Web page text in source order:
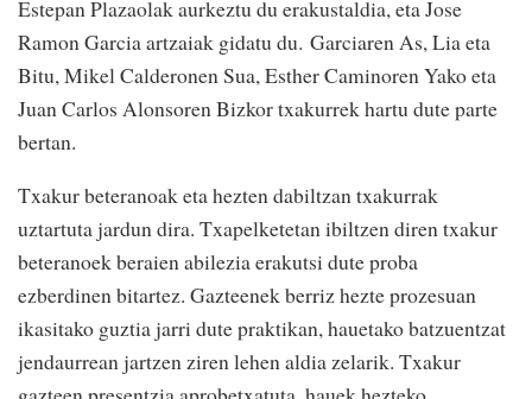
Estepan Plazaolak aurkeztu du erakustaldia, eta Jose
Ramon Garcia artzaiak gidatu du. Garciaren As, Lia eta
Bitu, Mikel Calderonen Sua, Esther Caminoren Yako eta
Juan Carlos Alonsoren Bizkor txakurrek hartu dute parte
bertan.
Txakur beteranoak eta hezten dabiltzan txakurrak
uztartuta jardun dira. Txapelketetan ibiltzen diren txakur
beteranoek beraien abilezia erakutsi dute proba
ezberdinen bitartez. Gazteenek berriz hezte prozesuan
ikasitako guztia jarri dute praktikan, hauetako batzuentzat
jendaurrean jartzen ziren lehen aldia zelarik. Txakur